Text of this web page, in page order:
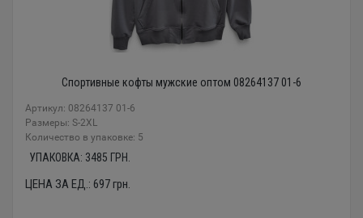
Спортивные кофты мужские оптом 08264137 01-6
Артикул: 08264137 01-6
Размеры: S-2XL
Количество в упаковке: 5
УПАКОВКА: 3485 ГРН.
ЦЕНА ЗА ЕД.: 697грн.